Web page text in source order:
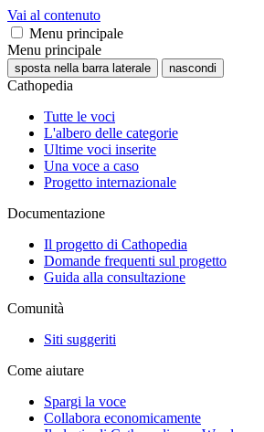
Vai al contenuto
Menu principale
Menu principale
sposta nella barra laterale nascondi
Cathopedia
Tutte le voci
L'albero delle categorie
Ultime voci inserite
Una voce a caso
Progetto internazionale
Documentazione
Il progetto di Cathopedia
Domande frequenti sul progetto
Guida alla consultazione
Comunità
Siti suggeriti
Come aiutare
Spargi la voce
Collabora economicamente